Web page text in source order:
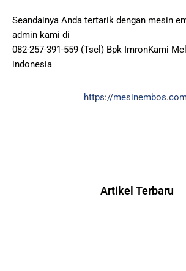
Seandainya Anda tertarik dengan mesin
admin kami di
082-257-391-559 (Tsel) Bpk ImronKami
indonesia
https://
Artikel Terbaru